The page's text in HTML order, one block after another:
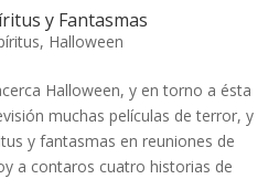
y Fantasmas
, Halloween
Halloween, y en torno a ésta
muchas películas de terror, y
y fantasmas en reuniones de
a contaros cuatro historias de